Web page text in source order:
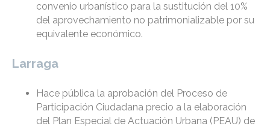
convenio urbanístico para la sustitución del 10%
del aprovechamiento no patrimonializable por su
equivalente económico.
Larraga
Hace pública la aprobación del Proceso de
Participación Ciudadana precio a la elaboración
del Plan Especial de Actuación Urbana (PEAU) de